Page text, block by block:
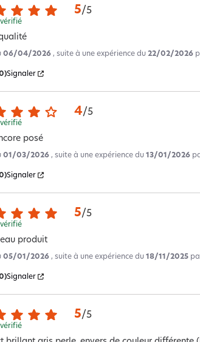
5/5
06/04/2026 , suite à une expérience du22/02/2026
Signaler
4/5
posé
01/03/2026 , suite à une expérience du13/01/2026
Signaler
5/5
produit
05/01/2026 , suite à une expérience du18/11/2025
Signaler
5/5